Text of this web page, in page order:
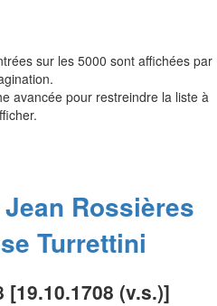
sur les 5000 sont affichées par
avancée pour restreindre la liste à
Jean Rossières
Turrettini
[19.10.1708 (v.s.)]